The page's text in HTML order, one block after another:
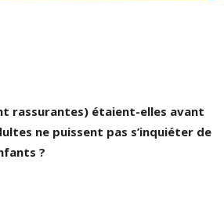
rassurantes) étaient-elles avant
ne puissent pas s’inquiéter de
?